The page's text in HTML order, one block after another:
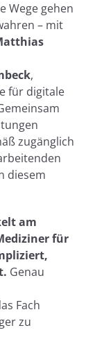
Wege gehen
– mit
,
für digitale
zugänglich
diesem
am
für
Genau
Fach
zu